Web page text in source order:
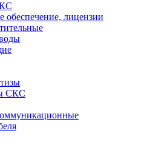
обеспечение, лицензии
СКС